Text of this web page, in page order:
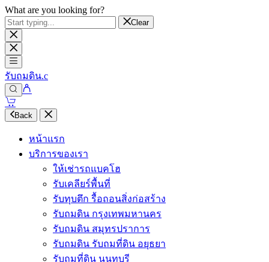
What are you looking for?
Clear
รับถมดิน.c
Back
หน้าแรก
บริการของเรา
ให้เช่ารถแบคโฮ
รับเคลียร์พื้นที่
รับทุบตึก รื้อถอนสิ่งก่อสร้าง
รับถมดิน กรุงเทพมหานคร
รับถมดิน สมุทรปราการ
รับถมดิน รับถมที่ดิน อยุธยา
รับถมที่ดิน นนทบุรี